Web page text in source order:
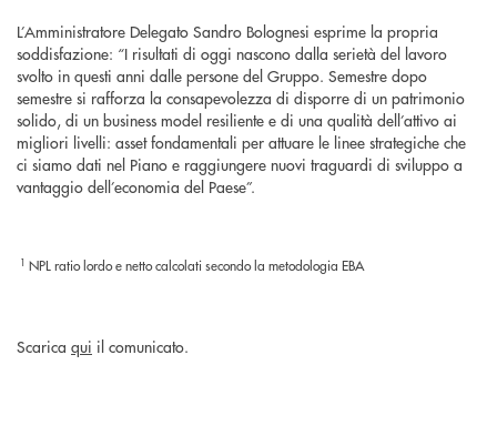
L’Amministratore Delegato Sandro Bolognesi esprime la propria
soddisfazione: “I risultati di oggi nascono dalla serietà del lavoro
svolto in questi anni dalle persone del Gruppo. Semestre dopo
semestre si rafforza la consapevolezza di disporre di un patrimonio
solido, di un business model resiliente e di una qualità dell’attivo ai
migliori livelli: asset fondamentali per attuare le linee strategiche che
ci siamo dati nel Piano e raggiungere nuovi traguardi di sviluppo a
vantaggio dell’economia del Paese”.
1 NPL ratio lordo e netto calcolati secondo la metodologia EBA
Scarica qui il comunicato.